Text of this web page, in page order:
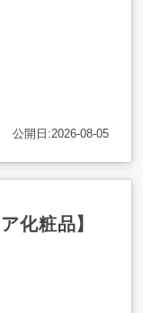
公開日:2026-08-05
化粧品】